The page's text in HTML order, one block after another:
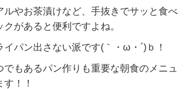
ルやお茶漬けなど、手抜きでサッと食べ
があると便利ですよね。
パン出さない派です(｀・ω・´)ｂ！
でもあるパン作りも重要な朝食のメニュ
！！